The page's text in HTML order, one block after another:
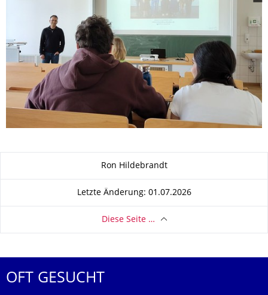
Ron Hildebrandt
Letzte Änderung: 01.07.2026
Diese Seite …
OFT GESUCHT